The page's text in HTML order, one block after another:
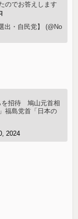
のでお答えします
出・自民党】 (@No
を招待 鳩山元首相
福島党首「日本の
2024